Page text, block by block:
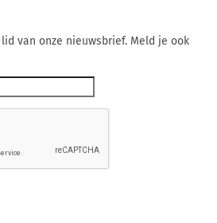
van onze nieuwsbrief. Meld je ook